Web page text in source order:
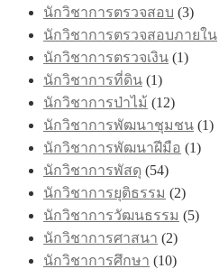
นักวิชาการตรวจสอบ (3)
นักวิชาการตรวจสอบภายใน
นักวิชาการตรวจเงิน (1)
นักวิชาการที่ดิน (1)
นักวิชาการป่าไม้ (12)
นักวิชาการพัฒนาชุมชน (1)
นักวิชาการพัฒนาฝีมือ (1)
นักวิชาการพัสดุ (54)
นักวิชาการยุติธรรม (2)
นักวิชาการวัฒนธรรม (5)
นักวิชาการศาสนา (2)
นักวิชาการศึกษา (10)